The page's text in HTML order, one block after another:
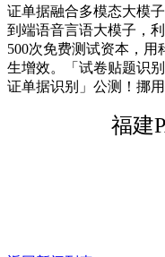
证单据融合多模态大模
到端语音言语大模子，
500次免费测试资本，
生增效。「试卷贴题识
证单据识别」公测！挪用
福建